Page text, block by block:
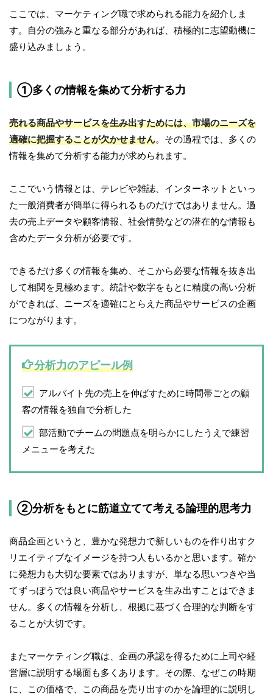
ここでは、マーケティング職で求められる能力を紹介しま
す。自分の強みと重なる部分があれば、積極的に志望動機に
盛り込みましょう。
①多くの情報を集めて分析する力
売れる商品やサービスを生み出すためには、市場のニーズを
適確に把握することが欠かせません。その過程では、多くの
情報を集めて分析する能力が求められます。
ここでいう情報とは、テレビや雑誌、インターネットといっ
た一般消費者が簡単に得られるものだけではありません。過
去の売上データや顧客情報、社会情勢などの潜在的な情報も
含めたデータ分析が必要です。
できるだけ多くの情報を集め、そこから必要な情報を抜き出
して相関を見極めます。統計や数字をもとに精度の高い分析
ができれば、ニーズを適確にとらえた商品やサービスの企画
につながります。
分析力のアピール例
アルバイト先の売上を伸ばすために時間帯ごとの顧
客の情報を独自で分析した
部活動でチームの問題点を明らかにしたうえで練習
メニューを考えた
②分析をもとに筋道立てて考える論理的思考力
商品企画というと、豊かな発想力で新しいものを作り出すク
リエイティブなイメージを持つ人もいるかと思います。確か
に発想力も大切な要素ではありますが、単なる思いつきや当
てずっぽうでは良い商品やサービスを生み出すことはできま
せん。多くの情報を分析し、根拠に基づく合理的な判断をす
ることが大切です。
またマーケティング職は、企画の承認を得るために上司や経
営層に説明する場面も多くあります。その際、なぜこの時期
に、この価格で、この商品を売り出すのかを論理的に説明し